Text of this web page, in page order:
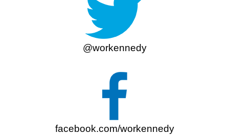
@workennedy
facebook.com/workennedy